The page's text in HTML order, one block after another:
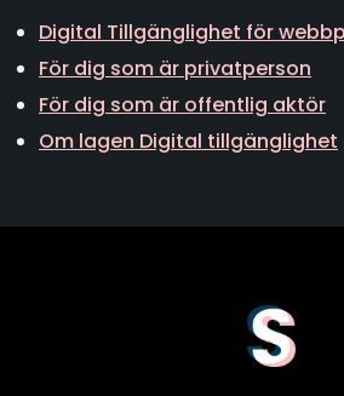
Digital Tillgänglighet för
För dig som är privatperson
För dig som är offentlig aktör
Om lagen Digital tillgänglighet